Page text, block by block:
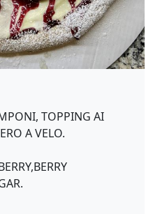
TOPPING AI
A VELO.